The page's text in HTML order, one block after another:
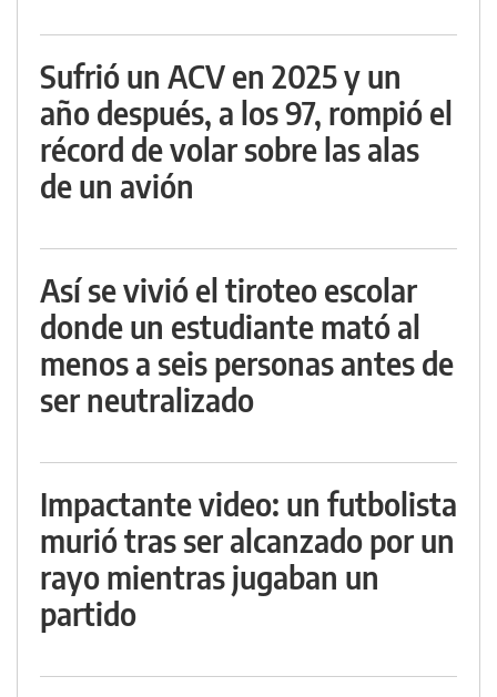
Sufrió un ACV en 2025 y un
año después, a los 97, rompió el
récord de volar sobre las alas
de un avión
Así se vivió el tiroteo escolar
donde un estudiante mató al
menos a seis personas antes de
ser neutralizado
Impactante video: un futbolista
murió tras ser alcanzado por un
rayo mientras jugaban un
partido